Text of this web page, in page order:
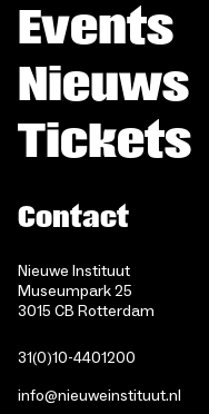
Events
Nieuws
Tickets
Contact
Nieuwe Instituut
Museumpark 25
3015 CB Rotterdam
31(0)10-4401200
info@nieuweinstituut.nl